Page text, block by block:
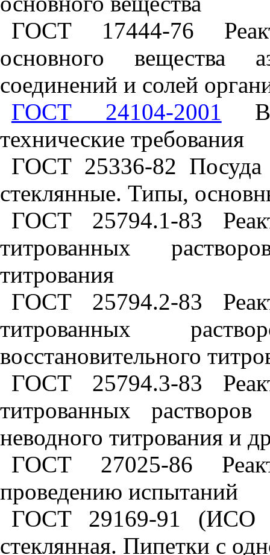
ГОСТ 17444-76
основного вещества
соединений и солей
ГОСТ 24104-2001
технические требования
ГОСТ 25336-82 Посуда
стеклянные. Типы,
ГОСТ 25794.1-83
титрованных
титрования
ГОСТ 25794.2-83
титрованных
восстановительного
ГОСТ 25794.3-83
титрованных
неводного титрования и
ГОСТ 27025-86
проведению испытаний
ГОСТ 29169-91 (ИСО
стеклянная. Пипетки с